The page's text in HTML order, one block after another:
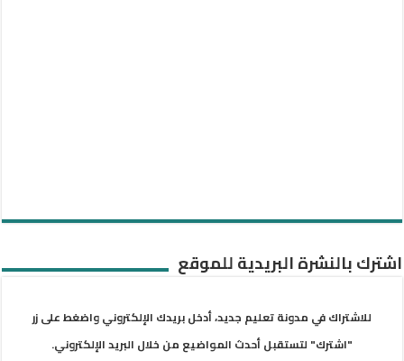
اشترك بالنشرة البريدية للموقع
للاشتراك في مدونة تعليم جديد، أدخل بريدك الإلكتروني واضغط على زر
"اشترك" لتستقبل أحدث المواضيع من خلال البريد الإلكتروني.